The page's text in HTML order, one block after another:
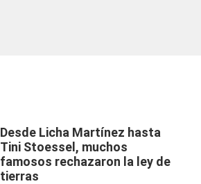
Desde Licha Martínez hasta
Tini Stoessel, muchos
famosos rechazaron la ley de
tierras